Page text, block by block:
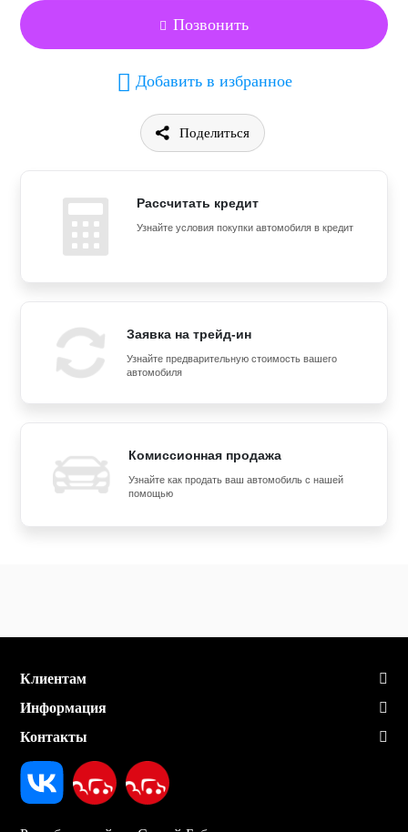
Позвонить
Добавить в избранное
Поделиться
Рассчитать кредит
Узнайте условия покупки автомобиля в кредит
Заявка на трейд-ин
Узнайте предварительную стоимость вашего
автомобиля
Комиссионная продажа
Узнайте как продать ваш автомобиль с нашей
помощью
Клиентам
Информация
Контакты